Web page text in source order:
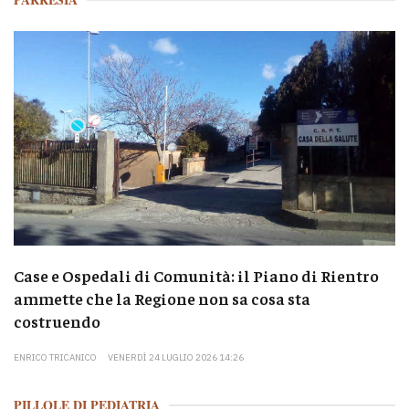
Case e Ospedali di Comunità: il Piano di Rientro
ammette che la Regione non sa cosa sta
costruendo
ENRICO TRICANICO VENERDÌ 24 LUGLIO 2026 14:26
PILLOLE DI PEDIATRIA